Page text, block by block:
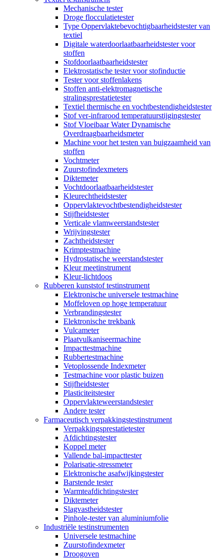
Mechanische tester
Droge flocculatietester
Type Oppervlaktebevochtigbaarheidstester van
textiel
Digitale waterdoorlaatbaarheidstester voor
stoffen
Stofdoorlaatbaarheidstester
Elektrostatische tester voor stofinductie
Tester voor stoffenlakens
Stoffen anti-elektromagnetische
stralingsprestatietester
Textiel thermische en vochtbestendigheidstester
Stof ver-infrarood temperatuurstijgingstester
Stof Vloeibaar Water Dynamische
Overdraagbaarheidsmeter
Machine voor het testen van buigzaamheid van
stoffen
Vochtmeter
Zuurstofindexmeters
Diktemeter
Vochtdoorlaatbaarheidstester
Kleurechtheidstester
Oppervlaktevochtbestendigheidstester
Stijfheidstester
Verticale vlamweerstandstester
Wrijvingstester
Zachtheidstester
Krimptestmachine
Hydrostatische weerstandstester
Kleur meetinstrument
Kleur-lichtdoos
Rubberen kunststof testinstrument
Elektronische universele testmachine
Moffeloven op hoge temperatuur
Verbrandingstester
Elektronische trekbank
Vulcameter
Plaatvulkaniseermachine
Impacttestmachine
Rubbertestmachine
Vetoplossende Indexmeter
Testmachine voor plastic buizen
Stijfheidstester
Plasticiteitstester
Oppervlakteweerstandstester
Andere tester
Farmaceutisch verpakkingstestinstrument
Verpakkingsprestatietester
Afdichtingstester
Koppel meter
Vallende bal-impacttester
Polarisatie-stressmeter
Elektronische asafwijkingstester
Barstende tester
Warmteafdichtingstester
Diktemeter
Slagvastheidstester
Pinhole-tester van aluminiumfolie
Industriële testinstrumenten
Universele testmachine
Zuurstofindexmeter
Droogoven